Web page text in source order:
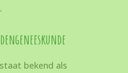
bekend als